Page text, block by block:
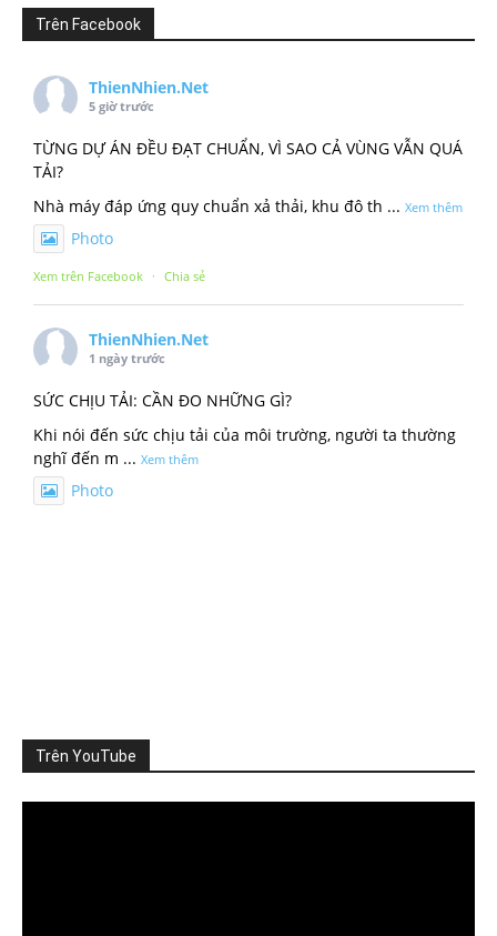
Trên Facebook
ThienNhien.Net
5 giờ trước
TỪNG DỰ ÁN ĐỀU ĐẠT CHUẨN, VÌ SAO CẢ VÙNG VẪN QUÁ
TẢI?
Nhà máy đáp ứng quy chuẩn xả thải, khu đô th ... Xem thêm
Photo
Xem trên Facebook · Chia sẻ
ThienNhien.Net
1 ngày trước
SỨC CHỊU TẢI: CẦN ĐO NHỮNG GÌ?
Khi nói đến sức chịu tải của môi trường, người ta thường
nghĩ đến m ... Xem thêm
Photo
Photo
Trên YouTube